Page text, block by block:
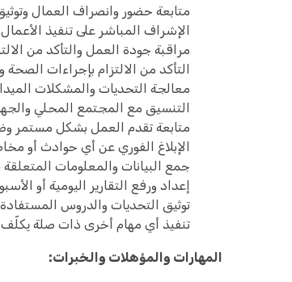
متابعة حضور وانصراف العمال
الإشراف المباشر على تنفيذ
مراقبة جودة العمل والتأكد من
التأكد من الالتزام بإجراءات
معالجة التحديات والمشكلات
التنسيق مع المجتمع المحلي
متابعة تقدم العمل بشكل مستمر
الإبلاغ الفوري عن أي حوادث أو
جمع البيانات والمعلومات المتعلقة
إعداد ورفع التقارير اليومية أو
توثيق التحديات والدروس المستفادة
تنفيذ أي مهام أخرى ذات صلة
المهارات والمؤهلات والخبرات: